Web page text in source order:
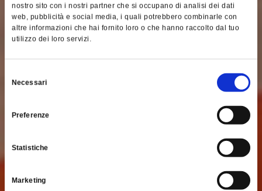
nostro sito con i nostri partner che si occupano di analisi dei dati
web, pubblicità e social media, i quali potrebbero combinarle con
altre informazioni che hai fornito loro o che hanno raccolto dal tuo
utilizzo dei loro servizi.
delNecessari
Preferenze
Statistiche
Marketing